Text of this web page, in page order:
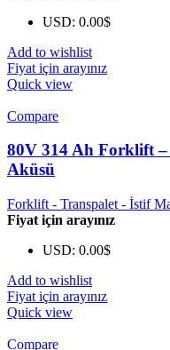
USD: 0.00$
Add to wishlist
Fiyat için arayınız
Quick view
Compare
80V 314 Ah Forklift
Aküsü
Forklift - Transpalet - İstif
Fiyat için arayınız
USD: 0.00$
Add to wishlist
Fiyat için arayınız
Quick view
Compare